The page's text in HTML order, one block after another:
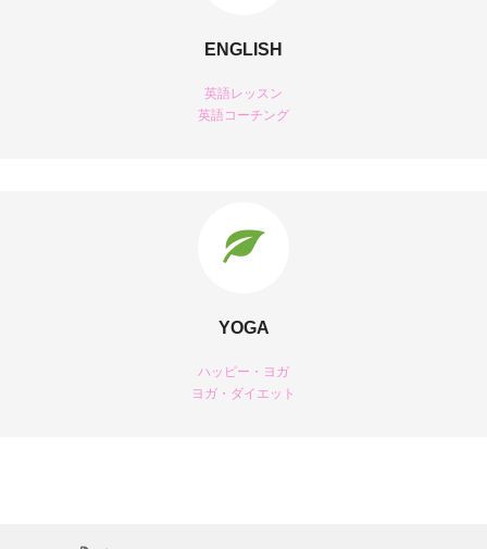
ENGLISH
英語レッスン
英語コーチング
YOGA
ハッピー・ヨガ
ヨガ・ダイエット